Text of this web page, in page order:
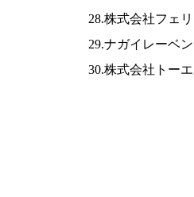
28.株式会社フェ
29.ナガイレーベ
30.株式会社トー